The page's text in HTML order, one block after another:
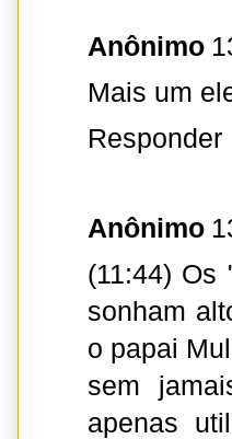
Anônimo
Mais um
Responder
Anônimo
(11:44) Os
sonham
o papai
sem
apenas